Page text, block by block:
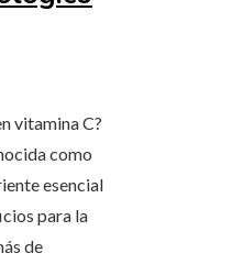
vitamina C?
como
esencial
para la
de